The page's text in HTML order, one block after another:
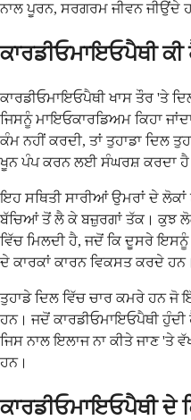
ਨਾਲ ਪੂਰਨ, ਸਰਗਰਮ ਜੀਵਨ ਜੀਉਂਦੇ
ਕਾਰਡੀਓਮਾਇਓਪੈਥੀ ਕੀ
ਕਾਰਡੀਓਮਾਇਓਪੈਥੀ ਖਾਸ ਤੌਰ 'ਤੇ
ਜਿਸਨੂੰ ਮਾਇਓਕਾਰਡਿਅਮ ਕਿਹਾ
ਕੰਮ ਨਹੀਂ ਕਰਦੀ, ਤਾਂ ਤੁਹਾਡਾ ਦਿਲ
ਖੂਨ ਪੰਪ ਕਰਨ ਲਈ ਸੰਘਰਸ਼ ਕਰਦਾ
ਇਹ ਸਥਿਤੀ ਸਾਰੀਆਂ ਉਮਰਾਂ ਦੇ
ਬੱਚਿਆਂ ਤੋਂ ਲੈ ਕੇ ਬਜ਼ੁਰਗਾਂ ਤੱਕ। ਕੁਝ
ਵਿੱਚ ਮਿਲਦੀ ਹੈ, ਜਦੋਂ ਕਿ ਦੂਸਰੇ
ਦੇ ਕਾਰਕਾਂ ਕਾਰਨ ਵਿਕਸਤ ਕਰਦੇ ਹਨ।
ਤੁਹਾਡੇ ਦਿਲ ਵਿੱਚ ਚਾਰ ਕਮਰੇ ਹਨ
ਹਨ। ਜਦੋਂ ਕਾਰਡੀਓਮਾਇਓਪੈਥੀ
ਜਿਸ ਨਾਲ ਇਲਾਜ ਨਾ ਕੀਤੇ ਜਾਣ
ਹਨ।
ਕਾਰਡੀਓਮਾਇਓਪੈਥੀ ਦੇ